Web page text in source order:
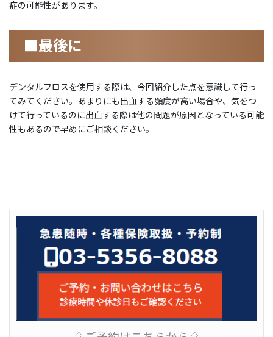
症の可能性があります。
■最後に
デンタルフロスを使用する際は、今回紹介した点を意識して行っ
てみてください。あまりにも出血する頻度が高い場合や、気をつ
けて行っているのに出血する際は他の問題が原因となっている可能
性もあるので早めにご相談ください。